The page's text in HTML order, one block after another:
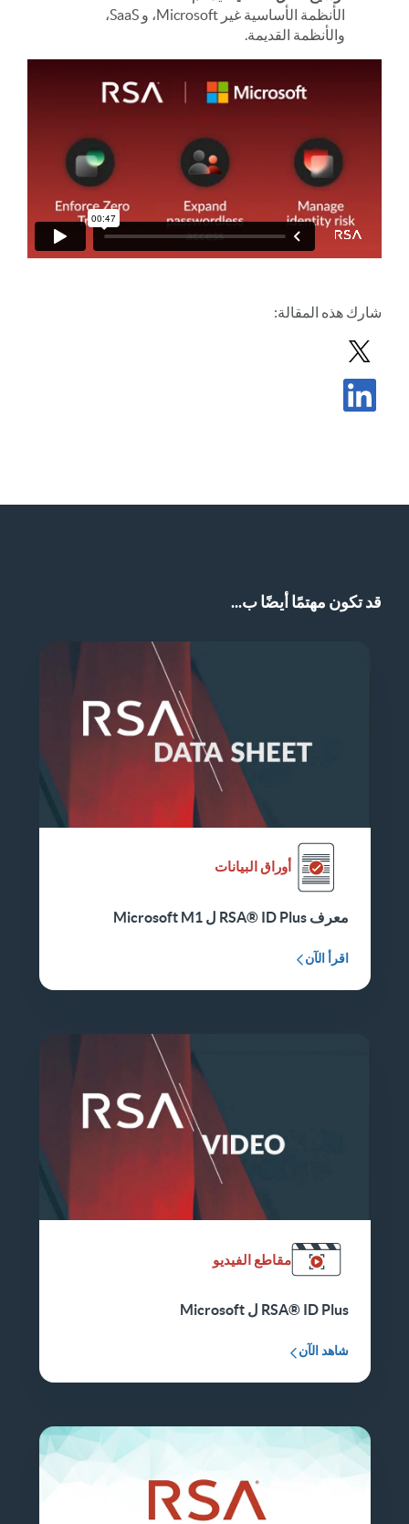
الأنظمة الأساسية غير Microsoft، و SaaS،
والأنظمة القديمة.
شارك هذه المقالة:
مشاركة المشاركة في X
قد تكون مهتمًا أيضًا ب...
أوراق البيانات
معرف RSA® ID Plus ل Microsoft M1
اقرأ الآن
مقاطع الفيديو
RSA® ID Plus ل Microsoft
شاهد الآن